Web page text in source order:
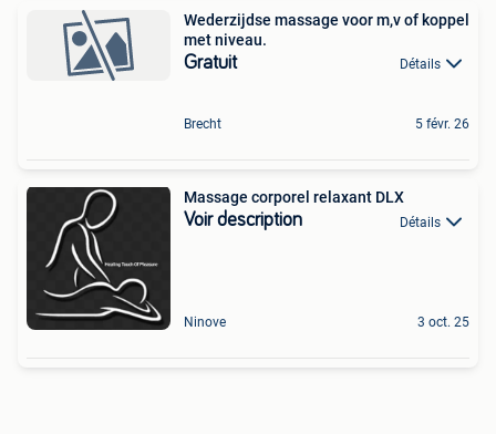
Wederzijdse massage voor m,v of koppel
met niveau.
Gratuit Détails
Brecht 5 févr. 26
Massage corporel relaxant DLX
Voir description Détails
Ninove 3 oct. 25